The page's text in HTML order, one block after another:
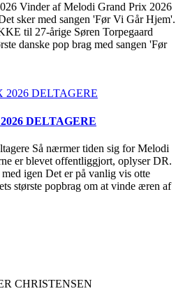
Vinder af Melodi Grand Prix 2026
sker med sangen 'Før Vi Går Hjem'.
til 27-årige Søren Torpegaard
danske pop brag med sangen 'Før
DELTAGERE
Så nærmer tiden sig for Melodi
er blevet offentliggjort, oplyser DR.
igen Det er på vanlig vis otte
største popbrag om at vinde æren af
CHRISTENSEN